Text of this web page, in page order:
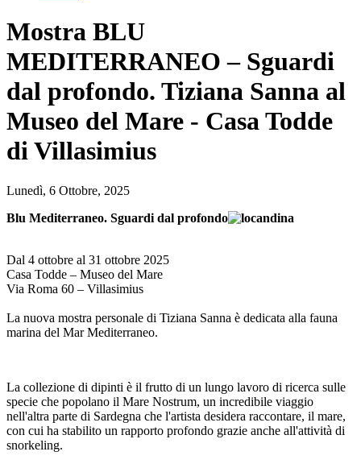
Mostra BLU
MEDITERRANEO – Sguardi
dal profondo. Tiziana Sanna al
Museo del Mare - Casa Todde
di Villasimius
Lunedì, 6 Ottobre, 2025
Blu Mediterraneo. Sguardi dal profondo
Dal 4 ottobre al 31 ottobre 2025
Casa Todde – Museo del Mare
Via Roma 60 – Villasimius
La nuova mostra personale di Tiziana Sanna è dedicata alla fauna
marina del Mar Mediterraneo.
La collezione di dipinti è il frutto di un lungo lavoro di ricerca sulle
specie che popolano il Mare Nostrum, un incredibile viaggio
nell'altra parte di Sardegna che l'artista desidera raccontare, il mare,
con cui ha stabilito un rapporto profondo grazie anche all'attività di
snorkeling.